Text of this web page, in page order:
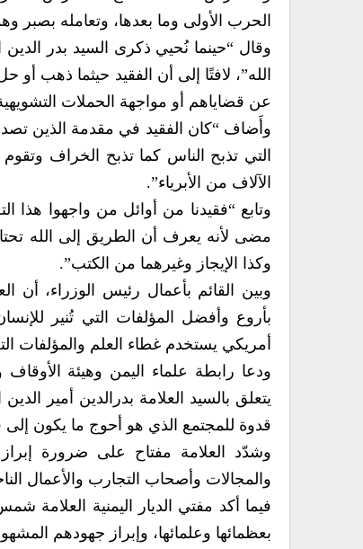
الحرب الأولى وما بعدها، وتعامله
وقال “حينما نُحيي ذكرى السيد بدر الدين
الله”، لافتًا إلى أن الفقيد حيثما ذهب
عن قضاياهم أو مواجهة الحملات
وأَضاف “كان الفقيد في مقدمة الذين
التي تذبح الناس كما تذبح الخراف
الآلاف من الأبرياء”.
وتابع “فقيدنا من أوائل من واجهوا
مضى لأنه يعرف أن الطريق إلى الله
وكذا الإيجاز وغيرهما من الكتب”.
وبين القائم بأعمال رئيس الوزراء، أن
بأروع وأفضل المؤلفات التي تُنير
أمريكي يستخدم غطاء العلم والمؤلفات
ودعا رابطة علماء اليمن وهيئة الأوقاف
يتعلق بالسيد العلامة بدرالدين أمير
قدوة للمجتمع الذي هو أحوج ما يكون إلى
وشدّد العلامة مفتاح على ضرورة
والمجالات وأصحاب التجارب والأعمال
فيما أكد مفتي الديار اليمنية العلامة
بعظمائها وعلمائها، وإبراز جهودهم